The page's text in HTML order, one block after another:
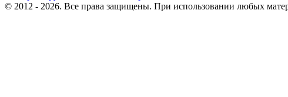
© 2012 - 2026. Все права защищены. При использовании любых